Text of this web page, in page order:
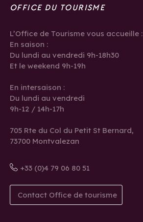
OFFICE DU TOURISME
L’Office de Tourisme vous accueille :
En saison :
Du lundi au vendredi 9h-18h30
Et le weekend 9h-19h
En intersaison :
Du lundi au vendredi
9h-12 / 14h-17h
705 Rte du Col du Petit St Bernard,
73700 Montvalezan
+33 (0)4 79 06 80 51
Contact Office de tourisme